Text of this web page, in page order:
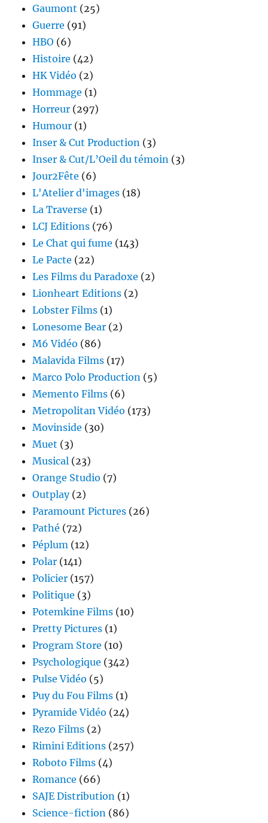
Gaumont (25)
Guerre (91)
HBO (6)
Histoire (42)
HK Vidéo (2)
Hommage (1)
Horreur (297)
Humour (1)
Inser & Cut Production (3)
Inser & Cut/L’Oeil du témoin (3)
Jour2Fête (6)
L'Atelier d'images (18)
La Traverse (1)
LCJ Editions (76)
Le Chat qui fume (143)
Le Pacte (22)
Les Films du Paradoxe (2)
Lionheart Editions (2)
Lobster Films (1)
Lonesome Bear (2)
M6 Vidéo (86)
Malavida Films (17)
Marco Polo Production (5)
Memento Films (6)
Metropolitan Vidéo (173)
Movinside (30)
Muet (3)
Musical (23)
Orange Studio (7)
Outplay(2)
Paramount Pictures (26)
Pathé (72)
Péplum (12)
Polar (141)
Policier (157)
Politique (3)
Potemkine Films (10)
Pretty Pictures (1)
Program Store (10)
Psychologique (342)
Pulse Vidéo (5)
Puy du Fou Films (1)
Pyramide Vidéo (24)
Rezo Films (2)
Rimini Editions (257)
Roboto Films (4)
Romance (66)
SAJE Distribution (1)
Science-fiction (86)